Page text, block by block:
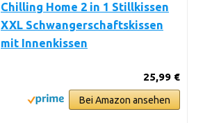
Chilling Home 2 in 1 Stillkissen
XXL Schwangerschaftskissen
mit Innenkissen
25,99 €
Bei Amazon ansehen